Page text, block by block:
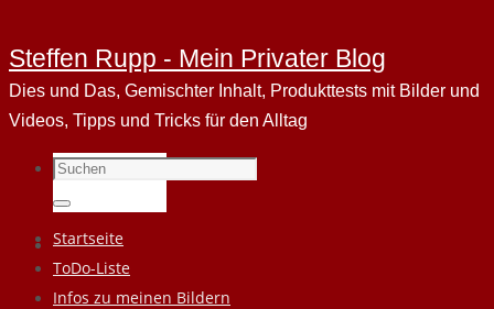
Steffen Rupp - Mein Privater Blog
Dies und Das, Gemischter Inhalt, Produkttests mit Bilder und
Videos, Tipps und Tricks für den Alltag
Suchen
nach:
Suchen
Zum
Inhalt
springen
Startseite
ToDo-Liste
Infos zu meinen Bildern